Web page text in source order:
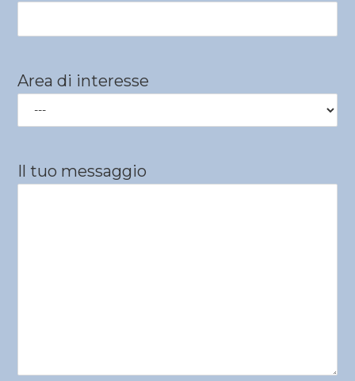
Area di interesse
Il tuo messaggio